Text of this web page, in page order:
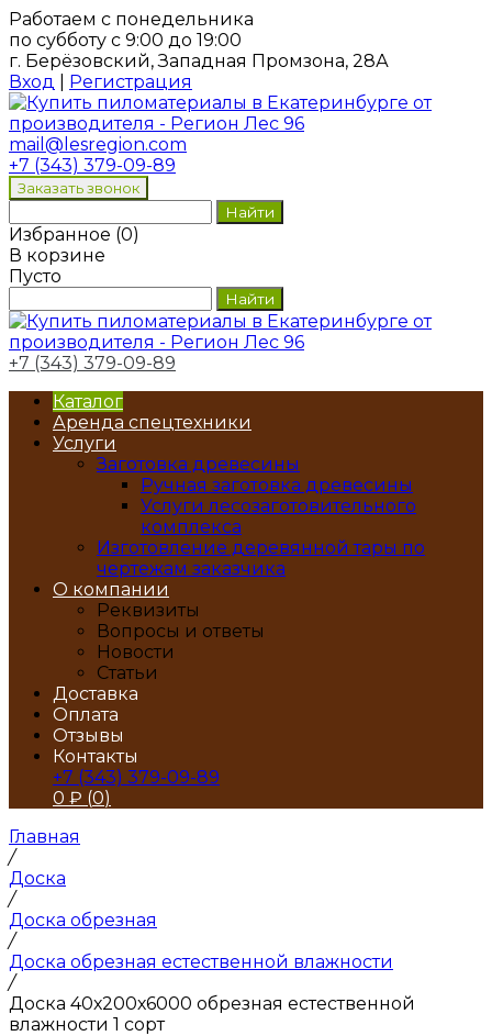
Работаем с понедельника
по субботу с 9:00 до 19:00
г. Берёзовский, Западная Промзона, 28А
Вход
Регистрация
mail@lesregion.com
+7 (343) 379-09-89
Избранное (0)
В корзине
Пусто
+7 (343) 379-09-89
Каталог
Аренда спецтехники
Услуги
Заготовка древесины
Ручная заготовка древесины
Услуги лесозаготовительного
комплекса
Изготовление деревянной тары по
чертежам заказчика
О компании
Реквизиты
Вопросы и ответы
Новости
Статьи
Доставка
Оплата
Отзывы
Контакты
+7 (343) 379-09-89
0 ₽ (0)
Главная
/
Доска
/
Доска обрезная
/
Доска обрезная естественной влажности
/
Доска 40х200х6000 обрезная естественной
влажности 1 сорт